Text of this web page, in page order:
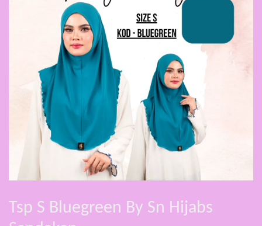
Tsp S Bluegreen By Sn Hijabs